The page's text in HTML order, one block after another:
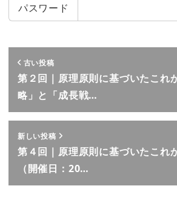
パスワード
古い投稿
第２回｜原理原則に基づいたこれ
略」と「成長戦…
新しい投稿
第４回｜原理原則に基づいたこれ
（開催日：20…